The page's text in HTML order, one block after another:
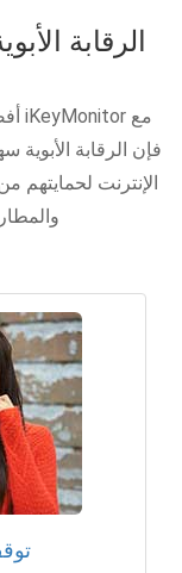
الرقابة
فإن الرقابة
الإنترنت لحمايتهم